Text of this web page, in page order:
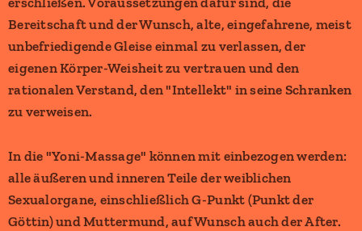
Bereitschaft und der Wunsch, alte, eingefahrene, meist
unbefriedigende Gleise einmal zu verlassen, der
eigenen Körper-Weisheit zu vertrauen und den
rationalen Verstand, den "Intellekt" in seine Schranken
zu verweisen.
In die "Yoni-Massage" können mit einbezogen werden:
alle äußeren und inneren Teile der weiblichen
Sexualorgane, einschließlich G-Punkt (Punkt der
Göttin) und Muttermund, auf Wunsch auch der After.